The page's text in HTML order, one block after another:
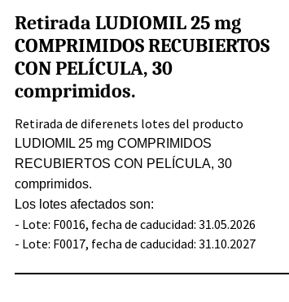
Retirada LUDIOMIL 25 mg
COMPRIMIDOS RECUBIERTOS
CON PELÍCULA, 30
comprimidos.
Retirada de diferenets lotes del producto
LUDIOMIL 25 mg COMPRIMIDOS
RECUBIERTOS CON PELÍCULA, 30
comprimidos.
Los lotes afectados son:
- Lote: F0016, fecha de caducidad: 31.05.2026
- Lote: F0017, fecha de caducidad: 31.10.2027